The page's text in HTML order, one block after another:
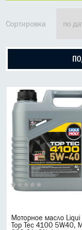
МАСЛО В КОРОБКУ
ИНДУСТРИАЛЬНЫЕ
АНТИФРИЗЫ
ПРИСАДКИ АВТОХИМИЯ
АВТО КОСМЕТИКА
МОТО МАСЛА
Liqui moly
Сортировка
Моторное масло Liqui
Top Tec 4100 5W40,